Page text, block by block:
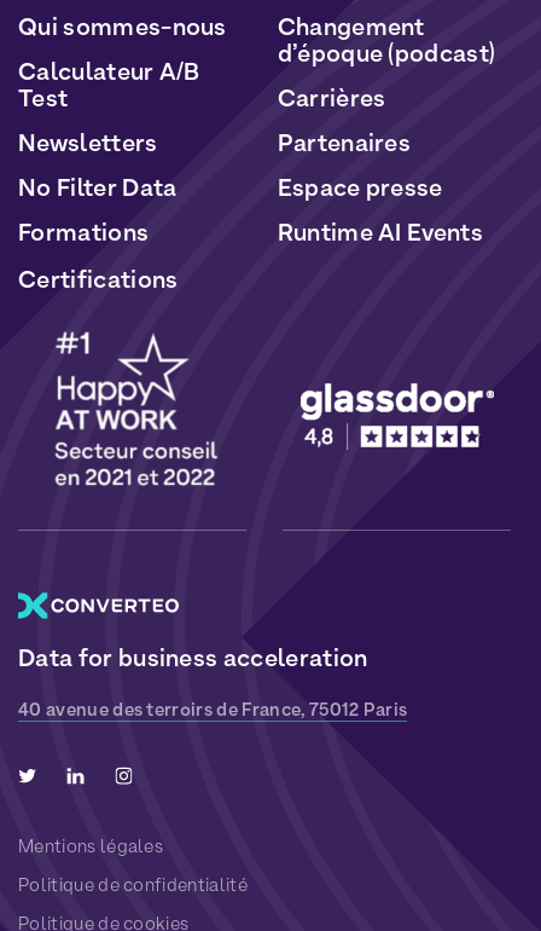
Data for business acceleration
40 avenue des terroirs de France, 75012 Paris
Qui sommes-nous
Calculateur A/B
Test
Newsletters
No Filter Data
Formations
Changement
d’époque (podcast)
Carrières
Partenaires
Espace presse
Runtime AI Events
Certifications
Mentions légales
Politique de confidentialité
Politique de cookies